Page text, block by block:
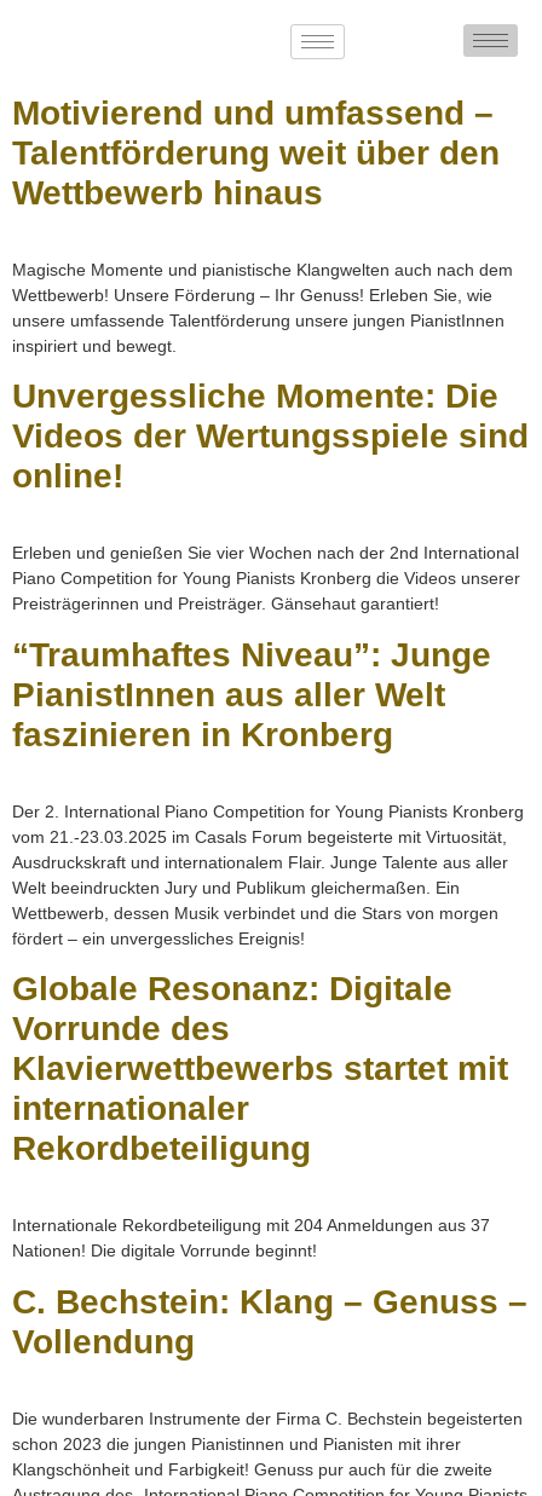
Motivierend und umfassend –
Talentförderung weit über den
Wettbewerb hinaus
Magische Momente und pianistische Klangwelten auch nach dem
Wettbewerb! Unsere Förderung – Ihr Genuss! Erleben Sie, wie
unsere umfassende Talentförderung unsere jungen PianistInnen
inspiriert und bewegt.
Unvergessliche Momente: Die
Videos der Wertungsspiele sind
online!
Erleben und genießen Sie vier Wochen nach der 2nd International
Piano Competition for Young Pianists Kronberg die Videos unserer
Preisträgerinnen und Preisträger. Gänsehaut garantiert!
“Traumhaftes Niveau”: Junge
PianistInnen aus aller Welt
faszinieren in Kronberg
Der 2. International Piano Competition for Young Pianists Kronberg
vom 21.-23.03.2025 im Casals Forum begeisterte mit Virtuosität,
Ausdruckskraft und internationalem Flair. Junge Talente aus aller
Welt beeindruckten Jury und Publikum gleichermaßen. Ein
Wettbewerb, dessen Musik verbindet und die Stars von morgen
fördert – ein unvergessliches Ereignis!
Globale Resonanz: Digitale
Vorrunde des
Klavierwettbewerbs startet mit
internationaler
Rekordbeteiligung
Internationale Rekordbeteiligung mit 204 Anmeldungen aus 37
Nationen! Die digitale Vorrunde beginnt!
C. Bechstein: Klang – Genuss –
Vollendung
Die wunderbaren Instrumente der Firma C. Bechstein begeisterten
schon 2023 die jungen Pianistinnen und Pianisten mit ihrer
Klangschönheit und Farbigkeit! Genuss pur auch für die zweite